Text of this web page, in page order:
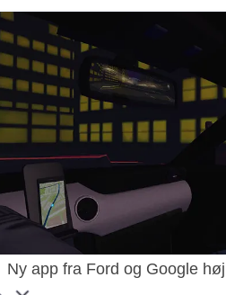
Ny app fra Ford og Google